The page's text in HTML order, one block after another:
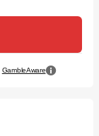
GambleAware